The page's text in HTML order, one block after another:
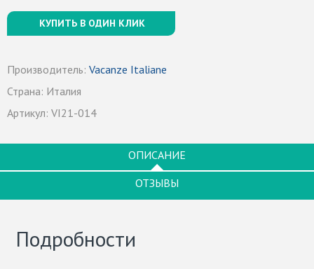
КУПИТЬ В ОДИН КЛИК
Производитель: Vacanze Italiane
Страна: Италия
Артикул: VI21-014
ОПИСАНИЕ
ОТЗЫВЫ
Подробности